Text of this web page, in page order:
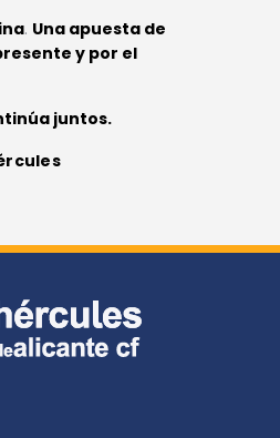
. Una apuesta de
y por el
juntos.